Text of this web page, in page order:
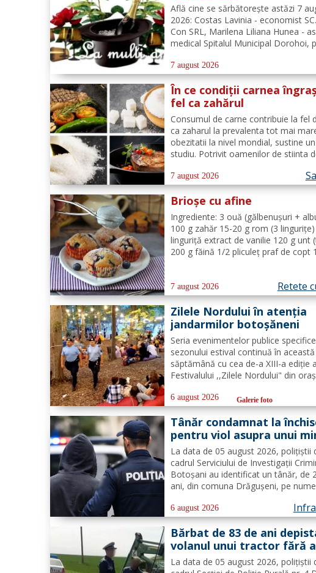
Află cine se sărbătoreşte astăzi 7
2026: Costas Lavinia - economist
Con SRL, Marilena Liliana Hunea -
medical Spitalul Municipal Dorohoi,
protopopesc Protopopiatul Dorohoi,
Marcela Simona Vieru - profesor
Școlar Alexandru Vlahuță...
7 august 2026
În ce condiții carnea
fel ca zahărul
Consumul de carne contribuie la fel
ca zaharul la prevalenta tot mai
obezitatii la nivel mondial, sustine
studiu. Potrivit oamenilor de stiinta
carbohidratii ne pot oferi suficienta
pentru a satisface cererile...
7 august 2026
Brioșe cu afine
Ingrediente: 3 ouă (gălbenușuri +
100 g zahăr 15-20 g rom (3 lingurițe)
linguriță extract de vanilie 120 g unt
200 g făină 1/2 pliculeț praf de copt
adaugă untul topit, făina și praful
7 august 2026 Retete
Zilele Nordului în atenția
jandarmilor botoșăneni
Seria evenimentelor publice specifice
sezonului estival continuă în această
săptămână cu cea de-a XIII-a ediție a
Festivalului ,,Zilele Nordului" din
numeroasă la care Inspectoratul de
Jandarmi Județean Botoșani, în
cu partenerii instituționali,...
6 august 2026 Galerie foto
Tânăr condamnat la
pentru viol asupra unui
pornografie infantilă,
identificat de polițiști
La data de 05 august 2026, polițiștii
cadrul Serviciului de Investigații
Botoșani au identificat un tânăr, de
ani, din comuna Drăgușeni, pe
mandat de executare a pedepsei cu
închisoarea. Tânărul a fost
ani și 5 luni de...
6 august 2026
Bărbat de 83 de ani
volanul unui tractor fără a
deține permis de
La data de 05 august 2026, polițiștii